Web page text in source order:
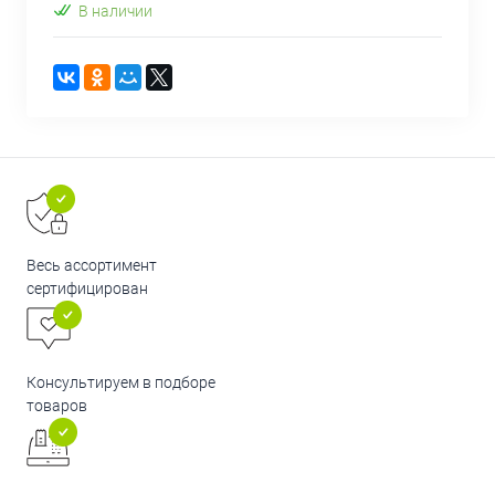
В наличии
Весь ассортимент
сертифицирован
Консультируем в подборе
товаров